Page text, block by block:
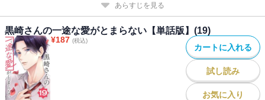
あらすじを見る
黒崎さんの一途な愛がとまらない【単話版】(19)
¥187 (税込)
カートに入れる
試し読み
お気に入り